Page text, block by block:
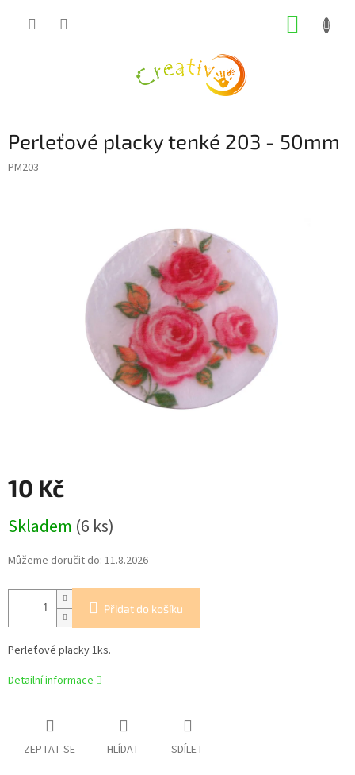
Perleťové placky tenké 203 - 50mm
PM203
10 Kč
cena:
Skladem (6 ks)
Můžeme doručit do: 11.8.2026
Přidat do košíku
Perleťové placky 1ks.
Detailní informace
ZEPTAT SE HLÍDAT SDÍLET